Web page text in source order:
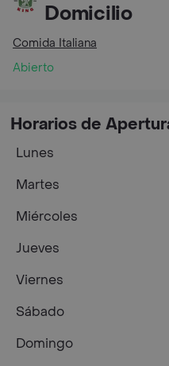
Domicilio
Comida Italiana
Abierto
Horarios de
Lunes
Martes
Miércoles
Jueves
Viernes
Sábado
Domingo